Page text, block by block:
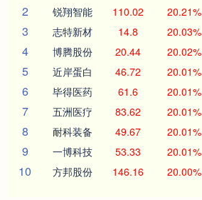
2 锐翔智能 110.02 20.21%
3 志特新材 14.8 20.03%
4 博腾股份 20.44 20.02%
5 近岸蛋白 46.72 20.01%
6 毕得医药 61.6 20.01%
7 五洲医疗 83.62 20.01%
8 耐科装备 49.67 20.01%
9 一博科技 53.33 20.01%
10 方邦股份 146.16 20.00%